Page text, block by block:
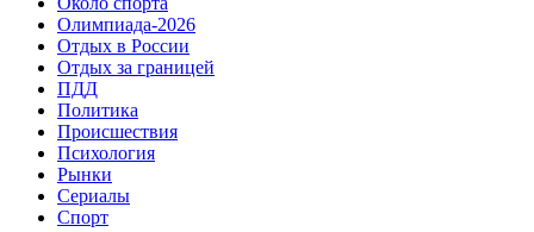
Олимпиада-2026
Отдых в России
Отдых за границей
ПДД
Политика
Происшествия
Психология
Рынки
Сериалы
Спорт